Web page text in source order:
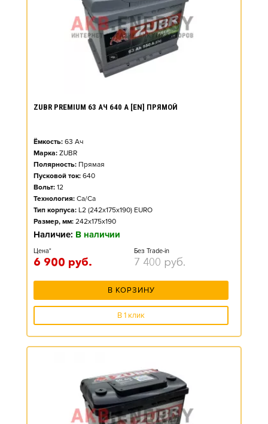
ZUBR PREMIUM 63 АЧ 640 А [EN] ПРЯМОЙ
Ёмкость: 63 Ач
Марка: ZUBR
Полярность: Прямая
Пусковой ток: 640
Вольт: 12
Технология: Ca/Ca
Тип корпуса: L2 (242x175x190) EURO
Размер, мм: 242x175x190
Наличие: В наличии
Цена*
6 900 руб.
Без Trade-in
7 400 руб.
В КОРЗИНУ
В 1 клик